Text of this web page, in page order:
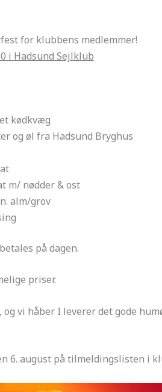
for klubbens medlemmer!
i Hadsund Sejlklub
kødkvæg
og øl fra Hadsund Bryghus
m/ nødder & ost
alm/grov
på dagen.
priser.
vi håber I leverer det gode
6. august på tilmeldingslisten i